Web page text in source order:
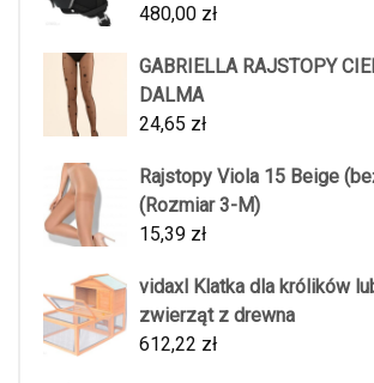
480,00 zł
GABRIELLA RAJSTOPY
DALMA
24,65 zł
Rajstopy Viola 15 Beige
(Rozmiar 3-M)
15,39 zł
vidaxl Klatka dla królików
zwierząt z drewna
612,22 zł